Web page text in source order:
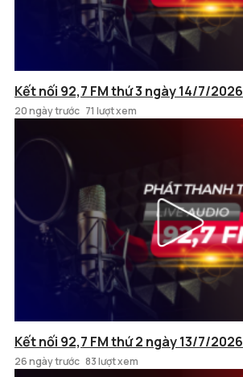
Kết nối 92,7 FM thứ 3 ngày 14/7/2026
20 ngày trước 71 lượt xem
Kết nối 92,7 FM thứ 2 ngày 13/7/2026
26 ngày trước 83 lượt xem